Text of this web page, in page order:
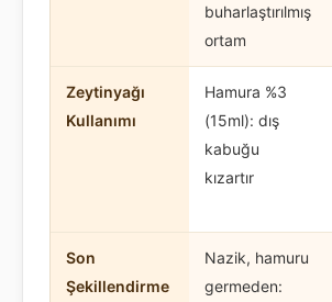
buharlaştırılmış
ortam
Zeytinyağı
Kullanımı
Hamura %3
(15ml): dış
kabuğu
kızartır
Son
Şekillendirme
Nazik, hamuru
germeden: